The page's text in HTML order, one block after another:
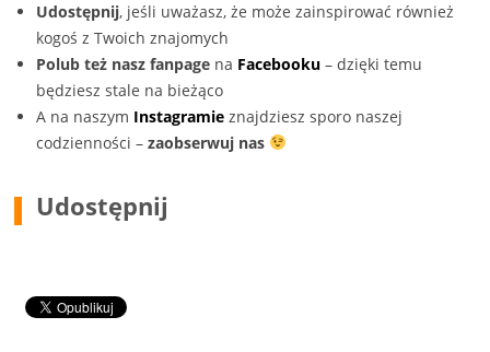
Udostępnij, jeśli uważasz, że może zainspirować również
kogoś z Twoich znajomych
Polub też nasz fanpage na Facebooku – dzięki temu
będziesz stale na bieżąco
A na naszym Instagramie znajdziesz sporo naszej
codzienności –zaobserwuj nas
Udostępnij